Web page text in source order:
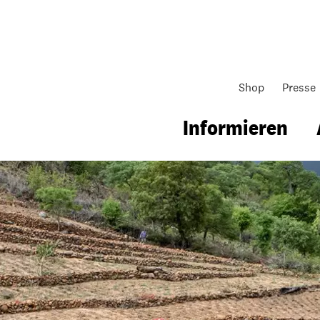
Shop Presse
Informieren
Unsere Arbeit
Wo wir arbeiten
Wie wir arbeiten
Über unsere politische Arbeit
für Schule & Jugend
für Schule & Jugend
& Seminare
Gemeindearbeit
Kollekten
Gemeindematerial
Fürbitten